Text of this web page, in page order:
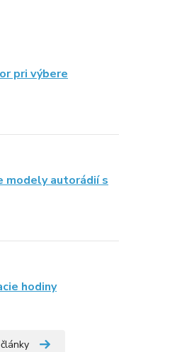
pri výbere
modely autorádií s
hodiny